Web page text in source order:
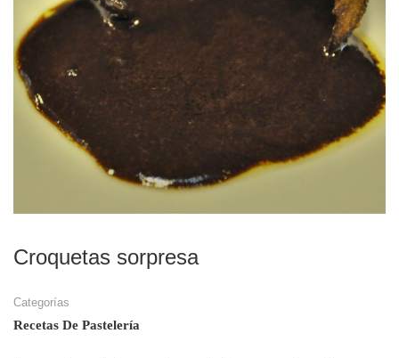
Croquetas sorpresa
Categorías
Recetas De Pastelería